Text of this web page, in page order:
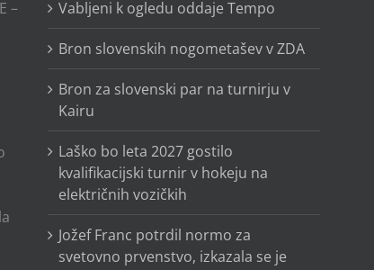
–
Vabljeni k ogledu oddaje Tempo
Bron slovenskih nogometašev v ZDA
Bron za slovenski par na turnirju v
Kairu
Laško bo leta 2027 gostilo
kvalifikacijski turnir v hokeju na
električnih vozičkih
Jožef Franc potrdil normo za
svetovno prvenstvo, izkazala se je